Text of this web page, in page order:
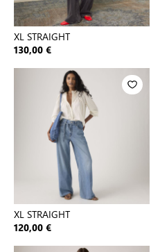
XL STRAIGHT
130,00 €
XL STRAIGHT
120,00 €